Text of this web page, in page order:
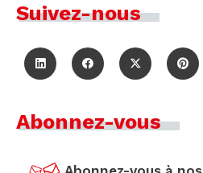
Suivez-nous
Abonnez-vous